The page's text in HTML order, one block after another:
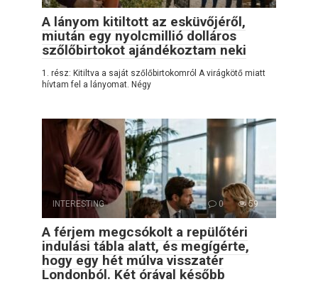
A lányom kitiltott az esküvőjéről,
miután egy nyolcmillió dolláros
szőlőbirtokot ajándékoztam neki
1. rész: Kitiltva a saját szőlőbirtokomról A virágkötő miatt
hívtam fel a lányomat. Négy
INTERESTING 0 59
A férjem megcsókolt a repülőtéri
indulási tábla alatt, és megígérte,
hogy egy hét múlva visszatér
Londonból. Két órával később